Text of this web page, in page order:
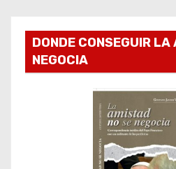
DONDE CONSEGUIR
NEGOCIA